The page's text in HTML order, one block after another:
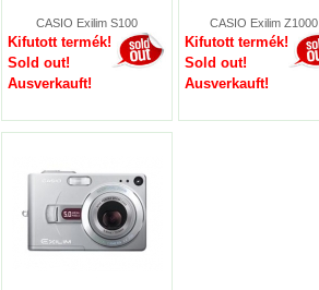
CASIO Exilim S100
Kifutott termék!
Sold out!
Ausverkauft!
CASIO Exilim Z1000
Kifutott termék!
Sold out!
Ausverkauft!